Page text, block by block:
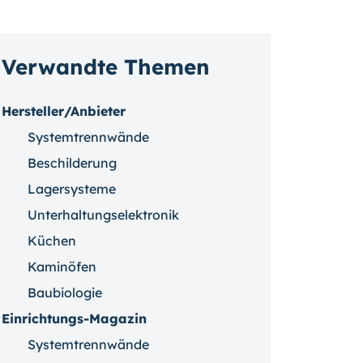
Verwandte Themen
Hersteller/Anbieter
Systemtrennwände
Beschilderung
Lagersysteme
Unterhaltungselektronik
Küchen
Kaminöfen
Baubiologie
Einrichtungs-Magazin
Systemtrennwände